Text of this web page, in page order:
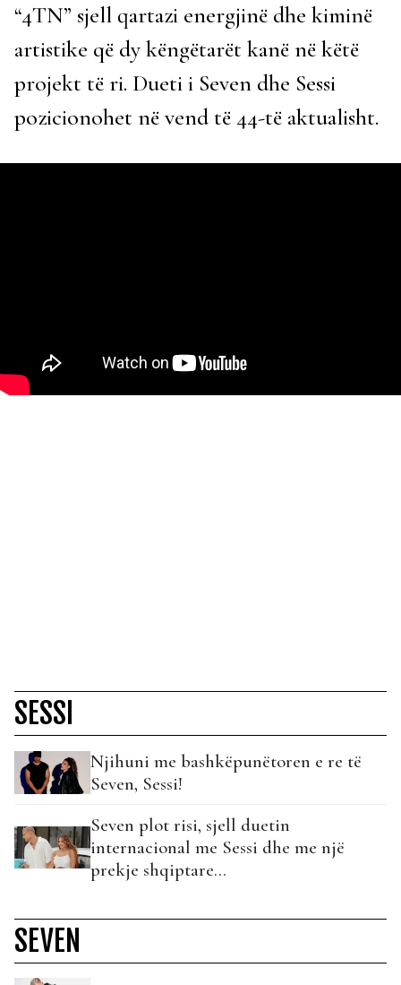
“4TN” sjell qartazi energjinë dhe kiminë
artistike që dy këngëtarët kanë në këtë
projekt të ri. Dueti i Seven dhe Sessi
pozicionohet në vend të 44-të aktualisht.
SESSI
Njihuni me bashkëpunëtoren e re të
Seven, Sessi!
Seven plot risi, sjell duetin
internacional me Sessi dhe me një
prekje shqiptare…
SEVEN